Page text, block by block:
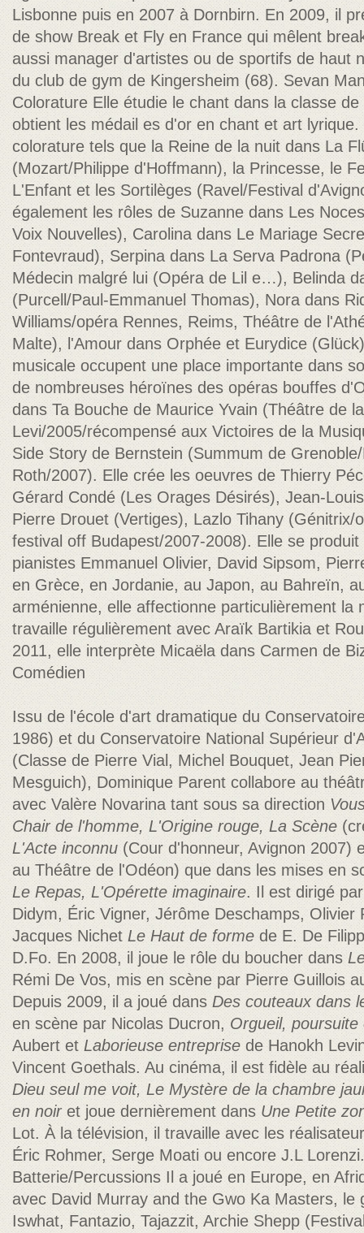
Lisbonne puis en 2007 à Dornbirn. En 2009, il
de show Break et Fly en France qui mêlent
aussi manager d'artistes ou de sportifs de haut
du club de gym de Kingersheim (68). Sevan
Colorature Elle étudie le chant dans la classe
obtient les médail es d'or en chant et art
colorature tels que la Reine de la nuit dans La
(Mozart/Philippe d'Hoffmann), la Princesse, le
L'Enfant et les Sortilèges (Ravel/Festival
également les rôles de Suzanne dans Les
Voix Nouvelles), Carolina dans Le Mariage
Fontevraud), Serpina dans La Serva Padrona
Médecin malgré lui (Opéra de Lil e…), Belinda
(Purcell/Paul-Emmanuel Thomas), Nora dans
Williams/opéra Rennes, Reims, Théâtre de
Malte), l'Amour dans Orphée et Eurydice
musicale occupent une place importante dans
de nombreuses héroïnes des opéras bouffes
dans Ta Bouche de Maurice Yvain (Théâtre de
Levi/2005/récompensé aux Victoires de la
Side Story de Bernstein (Summum de
Roth/2007). Elle crée les oeuvres de Thierry
Gérard Condé (Les Orages Désirés), Jean-
Pierre Drouet (Vertiges), Lazlo Tihany (Génitrix/
festival off Budapest/2007-2008). Elle se
pianistes Emmanuel Olivier, David Sipsom,
en Grèce, en Jordanie, au Japon, au Bahreïn,
arménienne, elle affectionne particulièrement la
travaille régulièrement avec Araïk Bartikia et
2011, elle interprète Micaëla dans Carmen de
Comédien
Issu de l'école d'art dramatique du
1986) et du Conservatoire National Supérieur
(Classe de Pierre Vial, Michel Bouquet, Jean
Mesguich), Dominique Parent collabore au
avec Valère Novarina tant sous sa direction
Chair de l'homme, L'Origine rouge, La Scène
L'Acte inconnu (Cour d'honneur, Avignon 2007)
au Théâtre de l'Odéon) que dans les mises en
Le Repas, L'Opérette imaginaire. Il est dirigé
Didym, Éric Vigner, Jérôme Deschamps, Olivier
Jacques Nichet LeHaut de forme de E. De
D.Fo. En 2008, il joue le rôle du boucher dans
Rémi De Vos, mis en scène par Pierre Guillois
Depuis 2009, il a joué dans Des couteaux dans
en scène par Nicolas Ducron, Orgueil,
Aubert et Laborieuse entreprise de Hanokh
Vincent Goethals. Au cinéma, il est fidèle au
Dieu seul me voit, Le Mystère de la chambre
en noiret joue dernièrement dans Une Petite
Lot. À la télévision, il travaille avec les
Éric Rohmer, Serge Moati ou encore J.L
Batterie/Percussions Il a joué en Europe, en
avec David Murray and the Gwo Ka Masters, le
Iswhat, Fantazio, Tajazzit, Archie Shepp